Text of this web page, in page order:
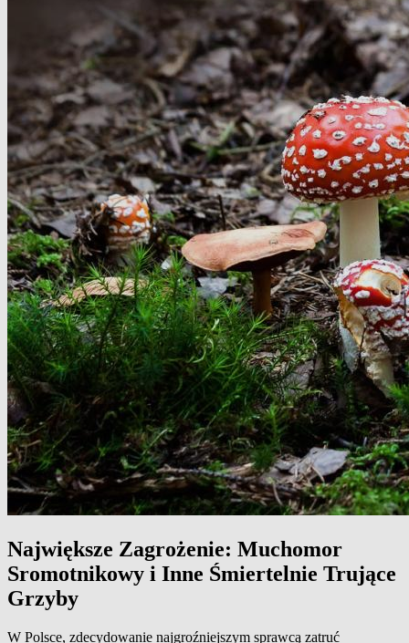
Największe Zagrożenie: Muchomor
Sromotnikowy i Inne Śmiertelnie Trujące
Grzyby
W Polsce, zdecydowanie najgroźniejszym sprawcą zatruć